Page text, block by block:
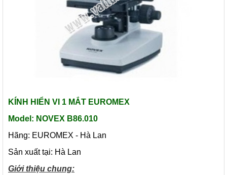
KÍNH HIỂN VI 1 MẮT EUROMEX
Model: NOVEX B86.010
Hãng: EUROMEX - Hà Lan
Sản xuất tại: Hà Lan
Giới thiệu chung: